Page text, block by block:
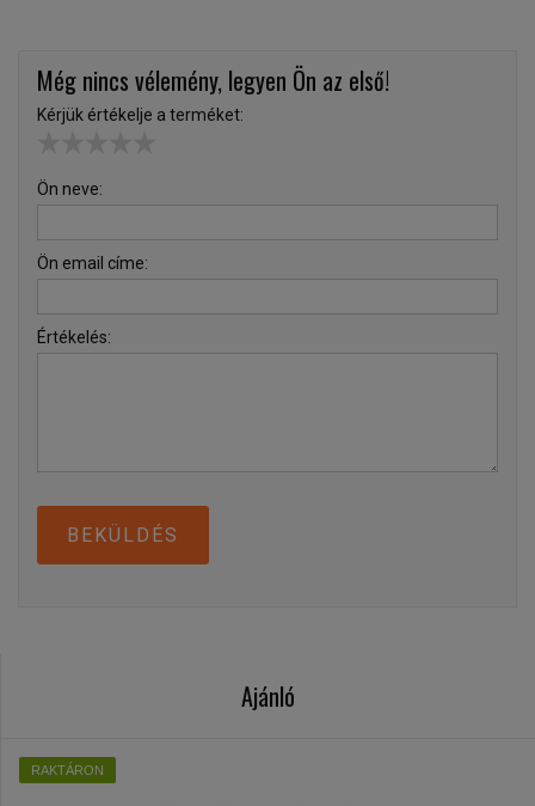
Még nincs vélemény, legyen Ön az első!
Kérjük értékelje a terméket:
Ön neve:
Ön email címe:
Értékelés:
BEKÜLDÉS
Ajánló
RAKTÁRON